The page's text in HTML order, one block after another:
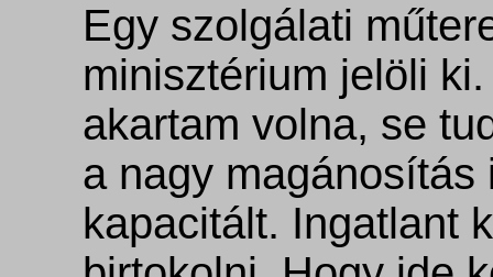
Egy szolgálati
minisztérium jelöli
akartam volna, se
a nagy magánosítás
kapacitált. Ingatlant